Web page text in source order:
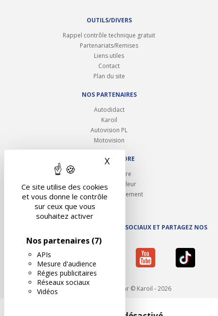
Ce site utilise des cookies
et vous donne le contrôle
sur ceux que vous
souhaitez activer
Nos partenaires (7)
APIs
Mesure d'audience
Régies publicitaires
Réseaux sociaux
Vidéos
X Masquer le bandeau des
OUTILS/DIVERS
Rappel contrôle technique gratuit
Partenariats/Remises
Liens utiles
Contact
Plan du site
NOS PARTENAIRES
Autodidact
Karoil
Autovision PL
Motovision
NOUS REJOINDRE
Ouvrir un centre
Devenez contrôleur
Carrières et recrutement
SUIVEZ AUTOVISION SUR LES RÉSEAUX SOCIAUX ET PARTAGEZ NOS
ACTUS
Mentions légales - Réalisé par © Karoil - 2026